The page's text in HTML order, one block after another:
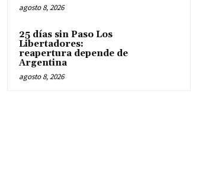
agosto 8, 2026
25 días sin Paso Los
Libertadores:
reapertura depende de
Argentina
agosto 8, 2026